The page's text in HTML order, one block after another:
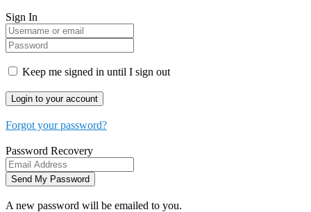
Sign In
Keep me signed in until I sign out
Forgot your password?
Password Recovery
A new password will be emailed to you.